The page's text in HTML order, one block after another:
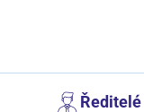
Ředitelé